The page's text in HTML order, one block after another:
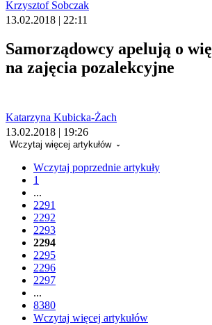
Krzysztof Sobczak
13.02.2018 | 22:11
Samorządowcy apelują o
na zajęcia pozalekcyjne
Katarzyna Kubicka-Żach
13.02.2018 | 19:26
Wczytaj więcej artykułów
Wczytaj poprzednie artykuły
1
...
2291
2292
2293
2294
2295
2296
2297
...
8380
Wczytaj więcej artykułów